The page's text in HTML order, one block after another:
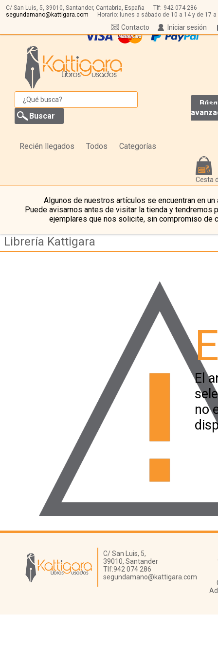
C/ San Luis, 5, 39010, Santander, Cantabria, España Tlf: 942 074 286
segundamano@kattigara.com
Horario: lunes a sábado de 10 a 14 y de 17 a
Iniciar sesión
Contacto
Recién llegados Todos Categorías
Cesta
Algunos de nuestros artículos se encuentran en un
Puede avisarnos antes de visitar la tienda y tendremos
ejemplares que nos solicite, sin compromiso de
Librería Kattigara
El
no
Librería Kattigara
C/ San Luis, 5,
39010, Santander
Tlf:942 074 286
segundamano@kattigara.com